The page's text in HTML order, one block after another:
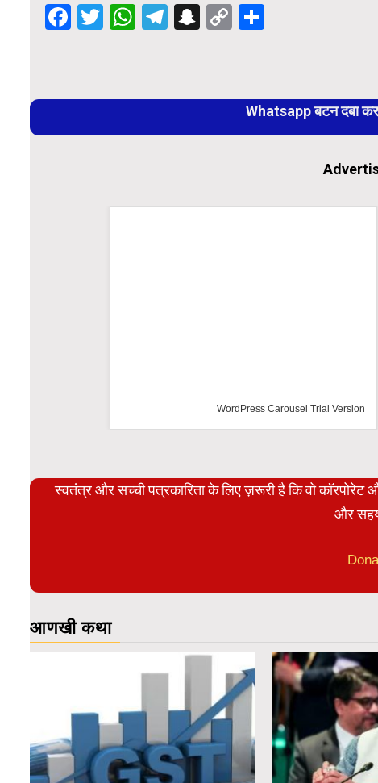
Facebook
Twitter
WhatsApp
Telegram
Snapchat
Copy
Reading
Whatsapp बटन दबा
WordPress Carousel Trial
स्वतंत्र और सच्ची पत्रकारिता के लिए ज़रूरी है कि वो
और
आणखी कथा